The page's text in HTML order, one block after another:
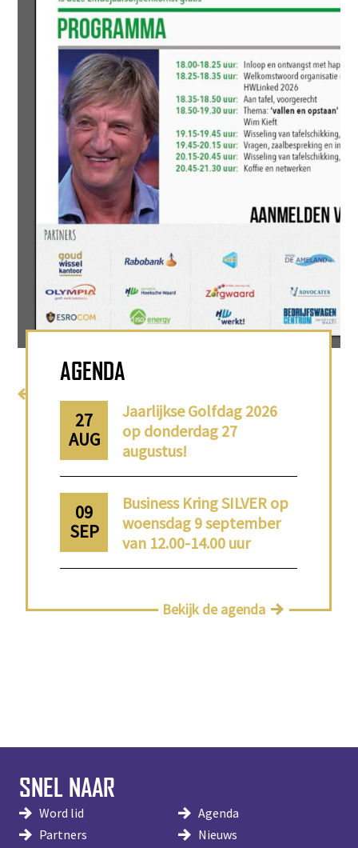
AGENDA
27
AUG
Jaarlijkse Golfdag 2026
op donderdag 27
augustus!
09
SEP
Business Kring SILVER op
woensdag 9 september
van 12.00-14.00 uur
Bekijk de agenda
SNEL NAAR
Word lid
Agenda
Partners
Nieuws